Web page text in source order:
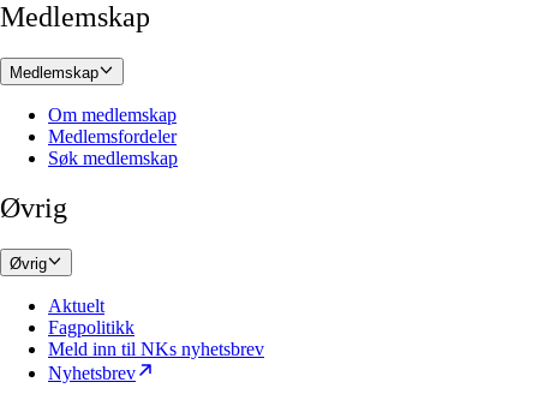
Medlemskap
Medlemskap
Om medlemskap
Medlemsfordeler
Søk medlemskap
Øvrig
Øvrig
Aktuelt
Fagpolitikk
Meld inn til NKs nyhetsbrev
Nyhetsbrev